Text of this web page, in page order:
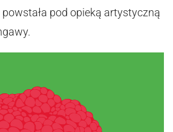
pod opieką artystyczną